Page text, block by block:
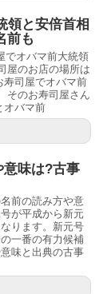
領と安倍首相
前も
でオバマ前大統領
屋のお店の場所は
寿司屋でオバマ前
そのお寿司屋さん
オバマ前
味は?古事
前の読み方や意
が平成から新元
ります。新元号
一番の有力候補
味と出典の古事